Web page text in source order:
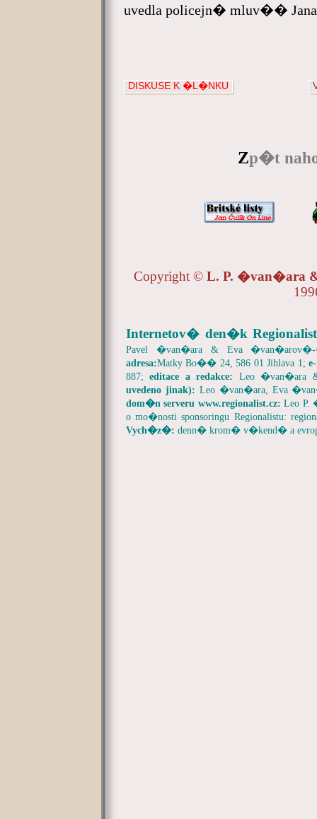
uvedla policejn� mluv��
DISKUSE K �L�NKU
Zp�t
Copyright © L. P. �van�ara
Internetov� den�k
Pavel �van�ara & Eva
adresa:Matky Bo�� 24, 586 01 Jihlava 1;
887;editace a redakce: Leo �van�ara
uvedeno jinak): Leo �van�ara, Eva
dom�n serveru www.regionalist.cz: Leo P.
o mo�nosti sponsoringu Regionalistu:
Vych�z�: denn� krom� v�kend� a